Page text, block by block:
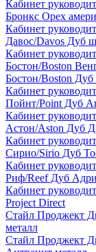
Кабинет
Бронкс Орех
Кабинет
Давос/Davos Дуб
Кабинет
Бостон/Boston
Бостон/Boston Дуб
Кабинет
Пойнт/Point Дуб
Кабинет
Астон/Aston Дуб
Кабинет
Сирио/Sirio Дуб
Кабинет
Риф/Reef Дуб
Кабинет
Project Direct
Стайл Проджект
металл
Стайл Проджект